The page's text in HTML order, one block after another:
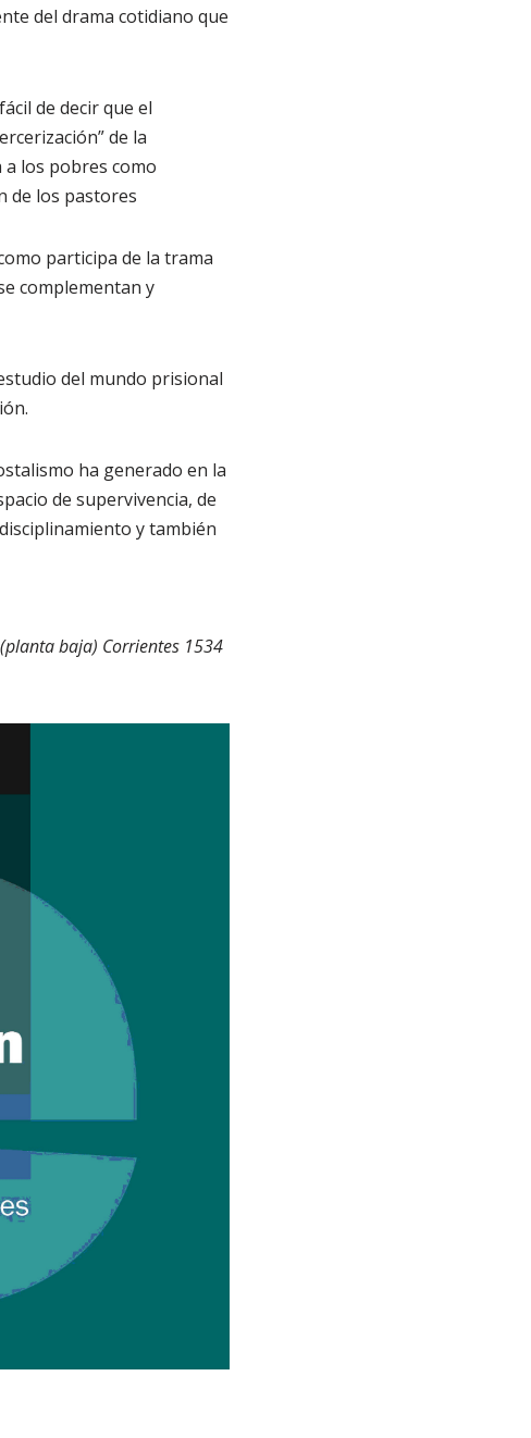
del drama cotidiano que
de decir que el
de la
a los pobres como
de los pastores
participa de la trama
complementan y
del mundo prisional
ha generado en la
de supervivencia, de
y también
baja) Corrientes 1534